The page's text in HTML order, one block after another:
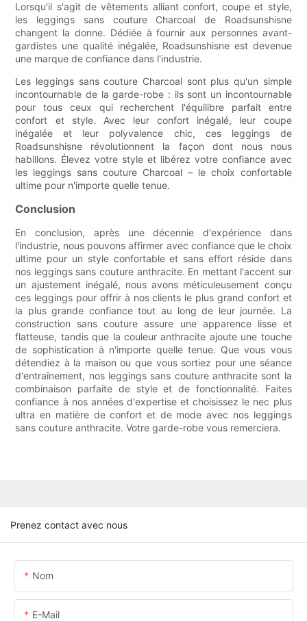
Lorsqu'il s'agit de vêtements alliant confort, coupe et style,
les leggings sans couture Charcoal de Roadsunshisne
changent la donne. Dédiée à fournir aux personnes avant-
gardistes une qualité inégalée, Roadsunshisne est devenue
une marque de confiance dans l'industrie.
Les leggings sans couture Charcoal sont plus qu'un simple
incontournable de la garde-robe : ils sont un incontournable
pour tous ceux qui recherchent l'équilibre parfait entre
confort et style. Avec leur confort inégalé, leur coupe
inégalée et leur polyvalence chic, ces leggings de
Roadsunshisne révolutionnent la façon dont nous nous
habillons. Élevez votre style et libérez votre confiance avec
les leggings sans couture Charcoal – le choix confortable
ultime pour n'importe quelle tenue.
Conclusion
En conclusion, après une décennie d'expérience dans
l'industrie, nous pouvons affirmer avec confiance que le choix
ultime pour un style confortable et sans effort réside dans
nos leggings sans couture anthracite. En mettant l'accent sur
un ajustement inégalé, nous avons méticuleusement conçu
ces leggings pour offrir à nos clients le plus grand confort et
la plus grande confiance tout au long de leur journée. La
construction sans couture assure une apparence lisse et
flatteuse, tandis que la couleur anthracite ajoute une touche
de sophistication à n'importe quelle tenue. Que vous vous
détendiez à la maison ou que vous sortiez pour une séance
d'entraînement, nos leggings sans couture anthracite sont la
combinaison parfaite de style et de fonctionnalité. Faites
confiance à nos années d'expertise et choisissez le nec plus
ultra en matière de confort et de mode avec nos leggings
sans couture anthracite. Votre garde-robe vous remerciera.
Prenez contact avec nous
Nom
E-Mail